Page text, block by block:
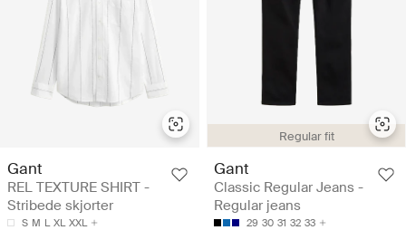
Gant
REL TEXTURE SHIRT -
Stribede skjorter
S M L XL XXL
Regular fit
Gant
Classic Regular Jeans -
Regular jeans
29 30 31 32 33